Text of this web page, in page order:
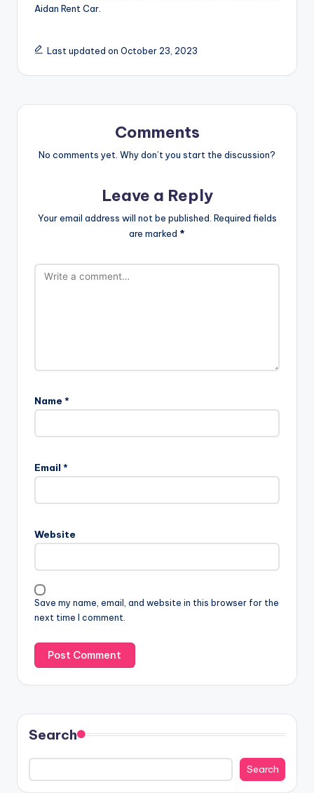
Aidan Rent Car.
Last updated on October 23, 2023
Comments
No comments yet. Why don’t you start the discussion?
Leave a Reply
Your email address will not be published. Required fields
are marked *
Name *
Email *
Website
Save my name, email, and website in this browser for the
next time I comment.
Search
Search